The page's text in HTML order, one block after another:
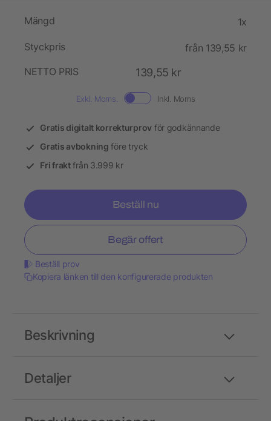
Mängd 1x
Styckpris
från 139,55 kr
NETTO PRIS
139,55 kr
Exkl. Moms. Inkl. Moms
Gratis digitalt korrekturprov för godkännande
Gratis avbokning före tryck
Fri fraktfrån 3.999 kr
Beställ nu
Begär offert
Beställ prov
Kopiera länken till den konfigurerade produkten
Detaljer
Beskrivning